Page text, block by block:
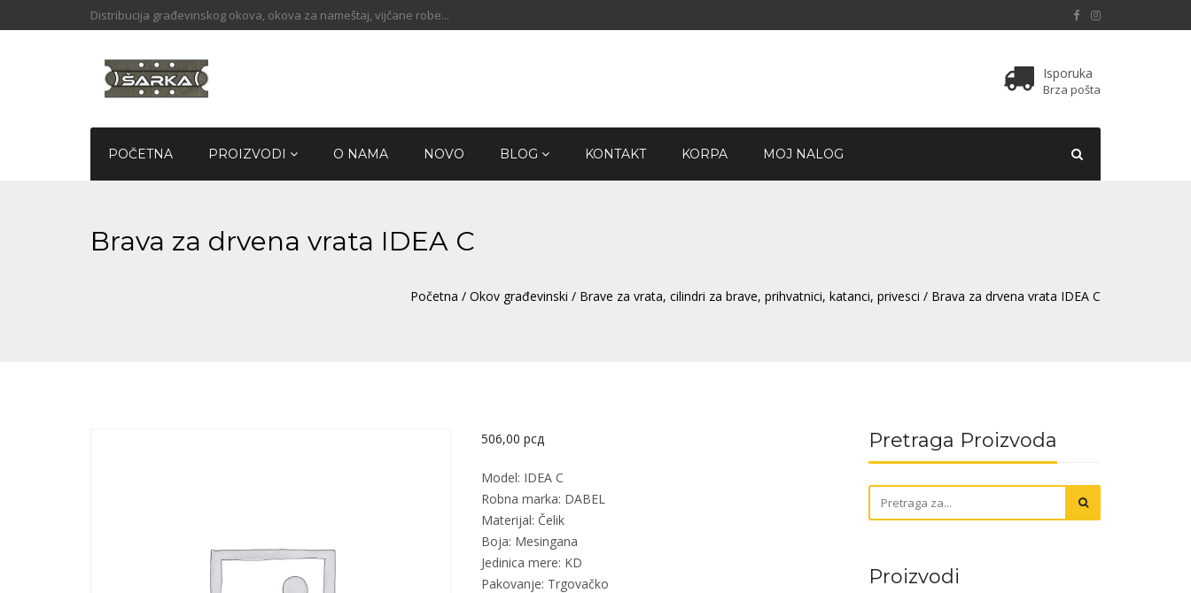
Distribucija građevinskog okova, okova za nameštaj, vijčane robe...
Isporuka
Brza pošta
POČETNA PROIZVODI O NAMA NOVO BLOG KONTAKT KORPA MOJ NALOG
Brava za drvena vrata IDEA C
Početna / Okov građevinski / Brave za vrata, cilindri za brave, prihvatnici, katanci, privesci / Brava za drvena vrata IDEA C
506,00 рсд
Model: IDEA C
Robna marka: DABEL
Materijal: Čelik
Boja: Mesingana
Jedinica mere: KD
Pakovanje: Trgovačko
Pretraga Proizvoda
Proizvodi